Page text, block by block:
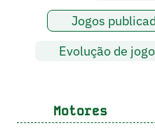
Jogos
Evolução de
Motores